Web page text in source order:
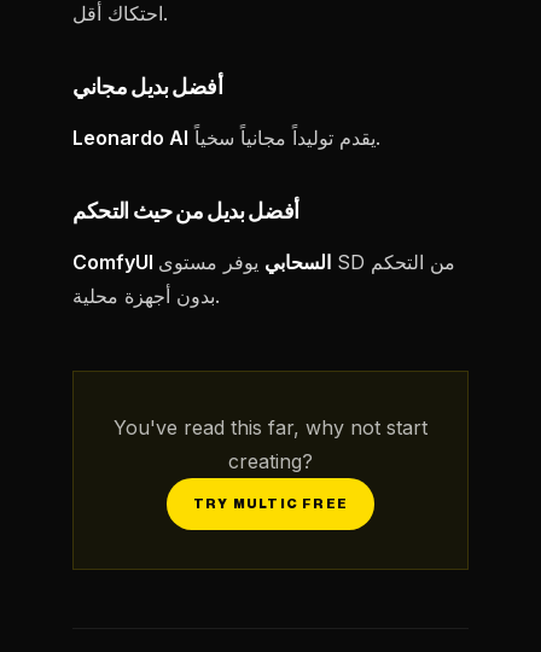
احتكاك أقل.
أفضل بديل مجاني
Leonardo AI يقدم توليداً مجانياً سخياً.
أفضل بديل من حيث التحكم
ComfyUI السحابي يوفر مستوى SD من التحكم
بدون أجهزة محلية.
You've read this far, why not start
creating?
TRY MULTIC FREE